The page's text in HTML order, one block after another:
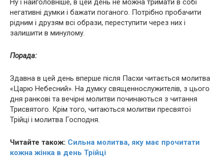
Ну і найголовніше, в цей день не можна тримати в собі
негативні думки і бажати поганого. Потрібно пробачити
рідним і друзям всі образи, переступити через них і
залишити в минулому.
Порада:
Здавна в цей день вперше після Пасхи читається молитва
«Царю Небесний». На думку священнослужителів, з цього
дня ранкові та вечірні молитви починаються з читання
Трисвятого. Крім того, читаються молитви пресвятої
Трійці і молитва Господня.
Читайте також: Сильна молитва, яку має прочитати
кожна жінка в день Трійці